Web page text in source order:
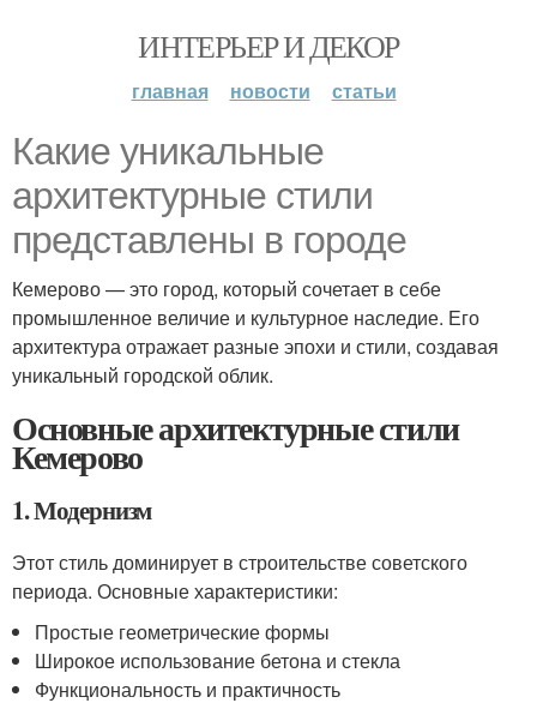
ИНТЕРЬЕР И ДЕКОР
главная новости статьи
Какие уникальные
архитектурные стили
представлены в городе
Кемерово — это город, который сочетает в себе
промышленное величие и культурное наследие. Его
архитектура отражает разные эпохи и стили, создавая
уникальный городской облик.
Основные архитектурные стили
Кемерово
1. Модернизм
Этот стиль доминирует в строительстве советского
периода. Основные характеристики:
Простые геометрические формы
Широкое использование бетона и стекла
Функциональность и практичность